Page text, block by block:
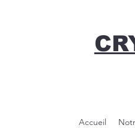
Accueil